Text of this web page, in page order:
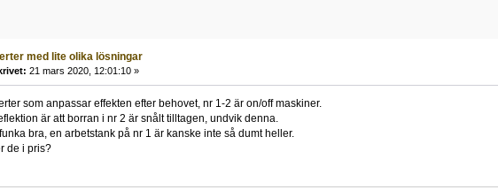
med lite olika lösningar
21 mars 2020, 12:01:10 »
som anpassar effekten efter behovet, nr 1-2 är on/off maskiner.
är att borran i nr 2 är snålt tilltagen, undvik denna.
bra, en arbetstank på nr 1 är kanske inte så dumt heller.
de i pris?